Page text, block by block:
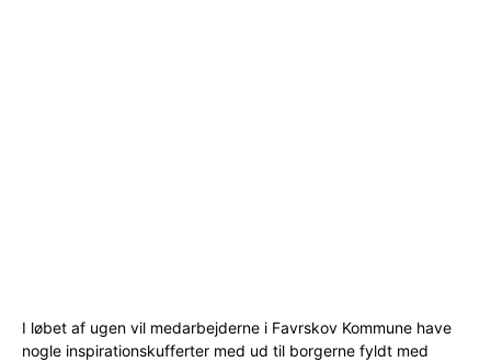
I løbet af ugen vil medarbejderne i Favrskov Kommune have
nogle inspirationskufferter med ud til borgerne fyldt med